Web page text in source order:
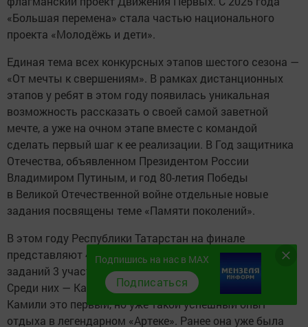
«Большая перемена» стала частью национального
проекта «Молодёжь и дети».
Единая тема всех конкурсных этапов шестого сезона —
«От мечты к свершениям». В рамках дистанционных
этапов у ребят в этом году появилась уникальная
возможность рассказать о своей самой заветной
мечте, а уже на очном этапе вместе с командой
сделать первый шаг к ее реализации. В Год защитника
Отечества, объявленном Президентом России
Владимиром Путиным, и год 80-летия Победы
в Великой Отечественной войне отдельные новые
задания посвящены теме «Памяти поколений».
В этом году Республики Татарстан на финале
представляют 4 участника. По итогам конкурсных
заданий 3 участника стали победителями.
Среди них — Камиля Зиязиева, ученица СОШ № 2. Для
Камили это первый, но уже такой успешный опыт
отдыха в легендарном «Артеке». Ранее она уже была
Подпишись на нас в MAX
Подписаться